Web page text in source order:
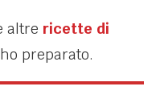
altre ricette di
preparato.